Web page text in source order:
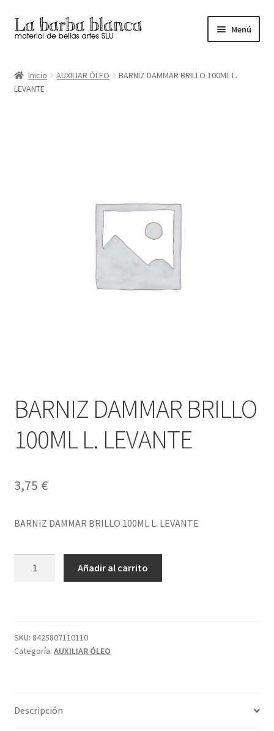
Ir
a
navegación
Ir
al
Menú
Carrito
Inicio AUXILIAR ÓLEO
BARNIZ DAMMAR BRILLO 100ML L.
LEVANTE
BARNIZ DAMMAR BRILLO
100ML L. LEVANTE
3,75 €
BARNIZ DAMMAR BRILLO 100ML L. LEVANTE
LEVANTE
cantidad
Añadir al carrito
SKU: 8425807110110
Categoría: AUXILIAR ÓLEO
Descripción